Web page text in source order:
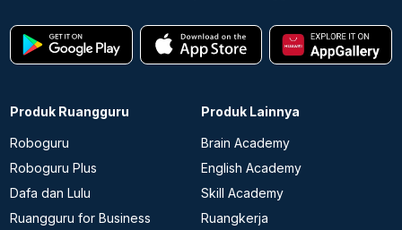
Produk Ruangguru
Roboguru
Roboguru Plus
Dafa dan Lulu
Ruangguru for Business
Produk Lainnya
Brain Academy
English Academy
Skill Academy
Ruangkerja